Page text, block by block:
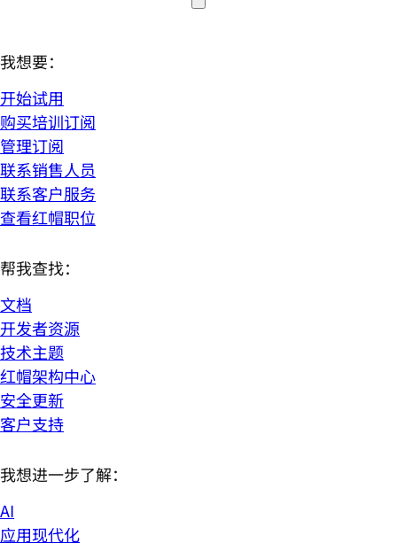
我想要：
开始试用
购买培训订阅
管理订阅
联系销售人员
联系客户服务
查看红帽职位
帮我查找：
文档
开发者资源
技术主题
红帽架构中心
安全更新
客户支持
我想进一步了解：
AI
应用现代化